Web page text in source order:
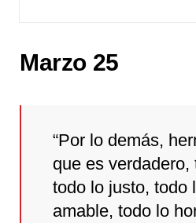
Marzo 25
“Por lo demás,
que es verdadero,
todo lo justo, todo
amable, todo lo